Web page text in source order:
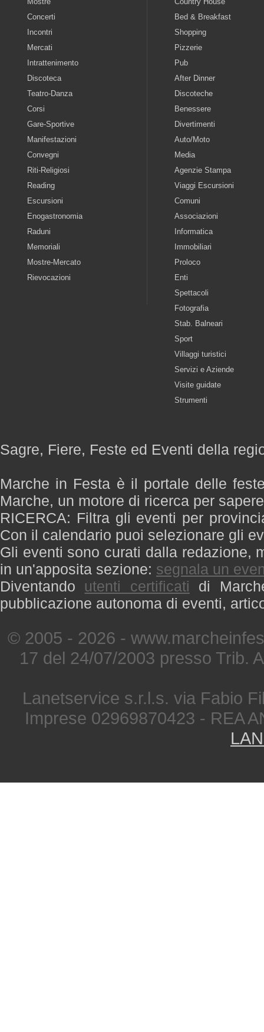
Concerti
Incontri
Mercati
Intrattenimento
Discoteca
Teatro-Danza
Corsi
Gare-Sportive
Manifestazioni
Convegni
Riti-Religiosi
Reading
Escursioni
Enogastronomia
Raduni
Memoriali
Mostre-Mercato
Rievocazioni
Bed & Breakfast
Shopping
Pizzerie
Pub
After Dinner
Discoteche
Benessere
Divertimenti
Auto/Moto
Media
Agenzie Stampa
Viaggi Escursioni
Comuni
Associazioni
Informatica
Immobiliari
Proloco
Enti
Spettacoli
Fotografia
Stab. Balneari
Sport
Villaggi turistici
Servizi e Aziende
Visite guidate
Strumenti
Sagre, Fiere, Feste ed Eventi della
Marche in Festa è il portale delle
Marche, un motore di ricerca per
RICERCA: Filtra gli eventi per
Con il calendario puoi selezionare gli
Gli eventi sono curati dalla redazione,
in un'apposita sezione: segnala un
Diventando utenti certificati di
pubblicazione autonoma di eventi,
© 2005 - 2026 -
17 del 24/07/2003 presso Trib.
Lanetservice s.r.l.s. via Fabio
Imprese 02969870423 - REA